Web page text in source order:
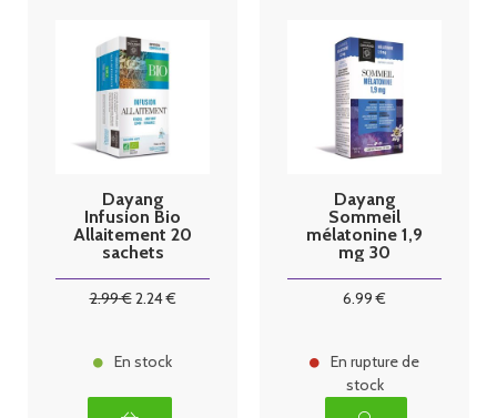
Dayang
Infusion Bio
Allaitement 20
sachets
2.99€2.24€
En stock
Dayang
Sommeil
mélatonine 1,9
mg 30
6.99 €
En rupture de
stock